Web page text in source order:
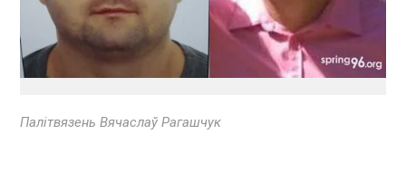
Палітвязень Вячаслаў Рагашчук